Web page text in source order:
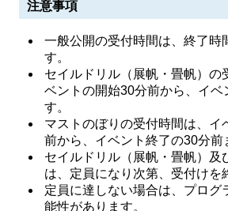
注意事項
一般公開の受付時間は、終了時
す。
セイルドリル（展帆・畳帆）の
ベントの開始30分前から、イベ
す。
マストのぼりの受付時間は、イ
前から、イベント終了の30分前
セイルドリル（展帆・畳帆）及
は、定員になり次第、受付けを
定員に達しない場合は、プログ
能性があります。